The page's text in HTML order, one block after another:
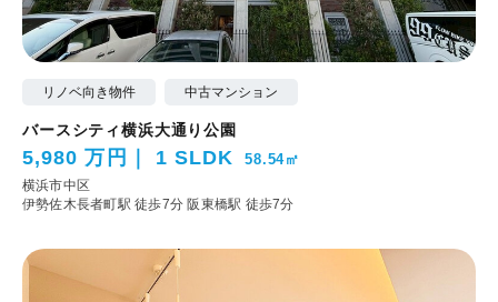
リノベ向き物件 中古マンション
バースシティ横浜大通り公園
5,980 万円 1 SLDK 58.54㎡
横浜市中区
伊勢佐木長者町駅 徒歩7分 阪東橋駅 徒歩7分